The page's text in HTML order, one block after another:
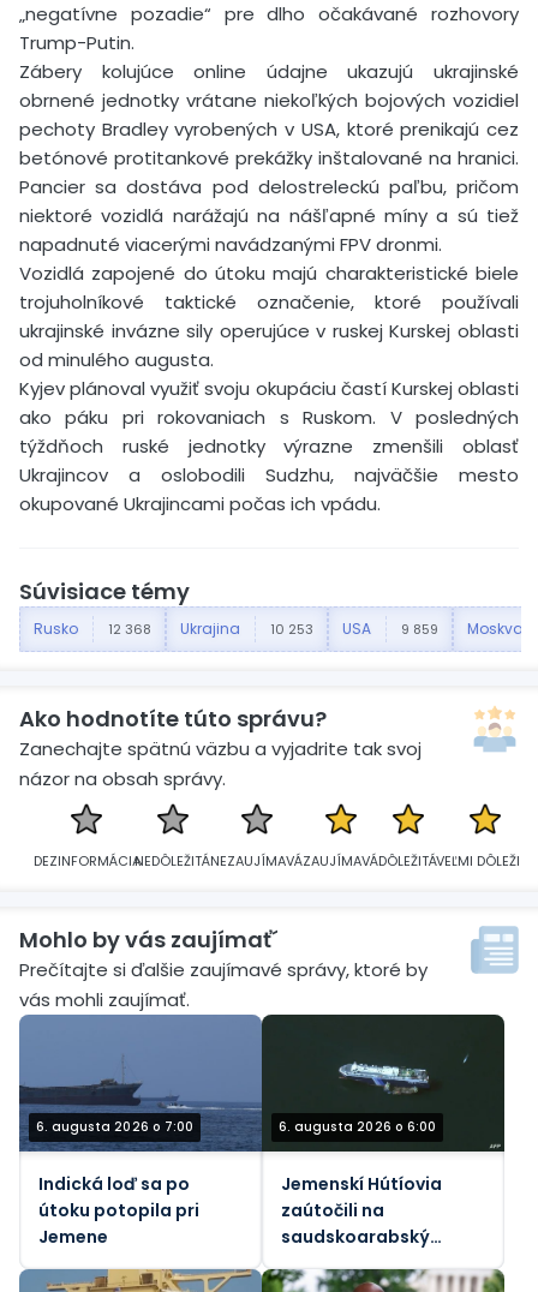
„negatívne pozadie“ pre dlho očakávané rozhovory
Trump-Putin.
Zábery kolujúce online údajne ukazujú ukrajinské
obrnené jednotky vrátane niekoľkých bojových vozidiel
pechoty Bradley vyrobených v USA, ktoré prenikajú cez
betónové protitankové prekážky inštalované na hranici.
Pancier sa dostáva pod delostreleckú paľbu, pričom
niektoré vozidlá narážajú na nášľapné míny a sú tiež
napadnuté viacerými navádzanými FPV dronmi.
Vozidlá zapojené do útoku majú charakteristické biele
trojuholníkové taktické označenie, ktoré používali
ukrajinské invázne sily operujúce v ruskej Kurskej oblasti
od minulého augusta.
Kyjev plánoval využiť svoju okupáciu častí Kurskej oblasti
ako páku pri rokovaniach s Ruskom. V posledných
týždňoch ruské jednotky výrazne zmenšili oblasť
Ukrajincov a oslobodili Sudzhu, najväčšie mesto
okupované Ukrajincami počas ich vpádu.
Súvisiace témy
Rusko 12 368 Ukrajina 10 253 USA 9 859 Moskva
Ako hodnotíte túto správu?
Zanechajte spätnú väzbu a vyjadrite tak svoj
názor na obsah správy.
DEZINFORMÁCIANEDÔLEŽITÁNEZAUJÍMAVÁZAUJÍMAVÁDÔLEŽITÁVEĽMI DÔLEŽITÁ
Mohlo by vás zaujímať´
Prečítajte si ďalšie zaujímavé správy, ktoré by
vás mohli zaujímať.
6. augusta 2026 o 7:00
Indická loď sa po
útoku potopila pri
Jemene
6. augusta 2026 o 6:00
Jemenskí Hútíovia
zaútočili na
saudskoarabský